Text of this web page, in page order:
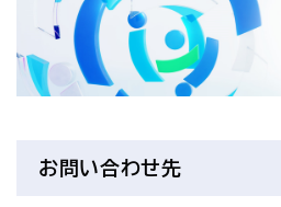
お問い合わせ先